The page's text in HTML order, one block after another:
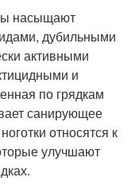
насыщают
дубильными
активными
и
по грядкам
санирующее
относятся к
улучшают